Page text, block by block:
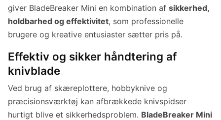
giver BladeBreaker Mini en kombination af sikkerhed,
holdbarhed og effektivitet, som professionelle
brugere og kreative entusiaster sætter pris på.
Effektiv og sikker håndtering af
knivblade
Ved brug af skæreplottere, hobbyknive og
præcisionsværktøj kan afbrækkede knivspidser
hurtigt blive et sikkerhedsproblem. BladeBreaker Mini